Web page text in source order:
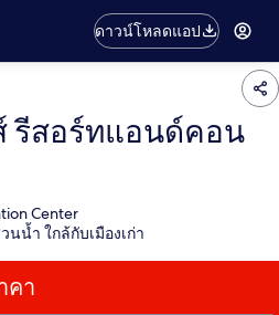
ดาวน์โหลดแอป
รีสอร์ทแอนด์คอน
Center
น้ำ ใกล้กับเมืองเก่า
คา